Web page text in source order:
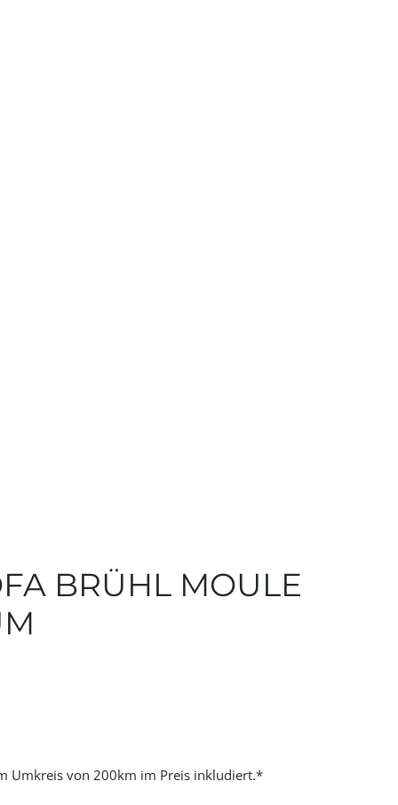
BRÜHL MOULE
Umkreis von 200km im Preis inkludiert.*